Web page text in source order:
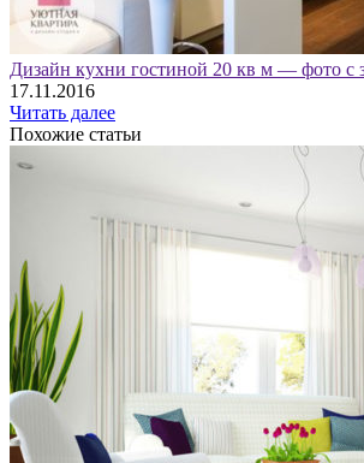
Дизайн кухни гостиной 20 кв м — фото с
17.11.2016
Читать далее
Похожие статьи